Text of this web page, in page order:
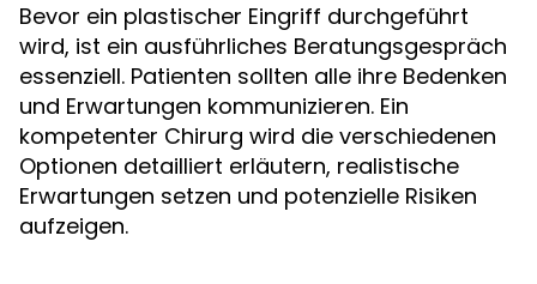
Bevor ein plastischer Eingriff durchgeführt
wird, ist ein ausführliches Beratungsgespräch
essenziell. Patienten sollten alle ihre Bedenken
und Erwartungen kommunizieren. Ein
kompetenter Chirurg wird die verschiedenen
Optionen detailliert erläutern, realistische
Erwartungen setzen und potenzielle Risiken
aufzeigen.